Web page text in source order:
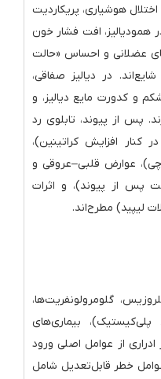
هوشیاری، پریکاردیت
همودیالیز، افت فشار خون
عضلانی و احساس «حالت
در دیالیز صفاقی،
و کدورت مایع دیالیز، و
پس از پیوند، تابلوی رد
کنار افزایش کراتینین)،
عوارض قلبی–عروقی و
پس از پیوند)، و اثرات
لیپید) مطرح‌اند.
گلومرولونفریت‌ها،
بیماری‌های
از عوامل اصلی ورود
خطر قابل‌تعدیل شامل